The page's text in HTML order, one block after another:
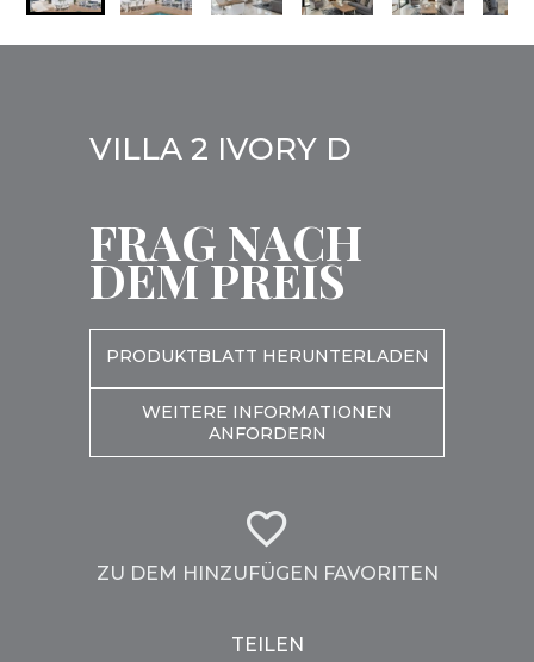
VILLA 2 IVORY D
FRAG NACH
DEM PREIS
PRODUKTBLATT HERUNTERLADEN
WEITERE INFORMATIONEN
ANFORDERN
ZU DEM HINZUFÜGEN FAVORITEN
TEILEN